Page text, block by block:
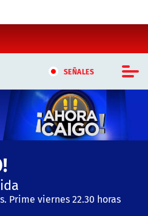
SEÑALES
Prime viernes 22.30 horas